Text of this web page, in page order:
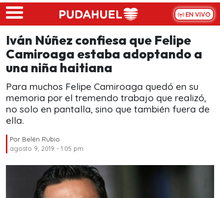
Skip to main content
EN VIVO
Iván Núñez confiesa que Felipe
Camiroaga estaba adoptando a
una niña haitiana
Para muchos Felipe Camiroaga quedó en su
memoria por el tremendo trabajo que realizó,
no solo en pantalla, sino que también fuera de
ella.
Por Belén Rubio
agosto 9, 2019 - 1:05 pm